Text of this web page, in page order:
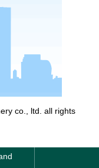
co., ltd. all rights